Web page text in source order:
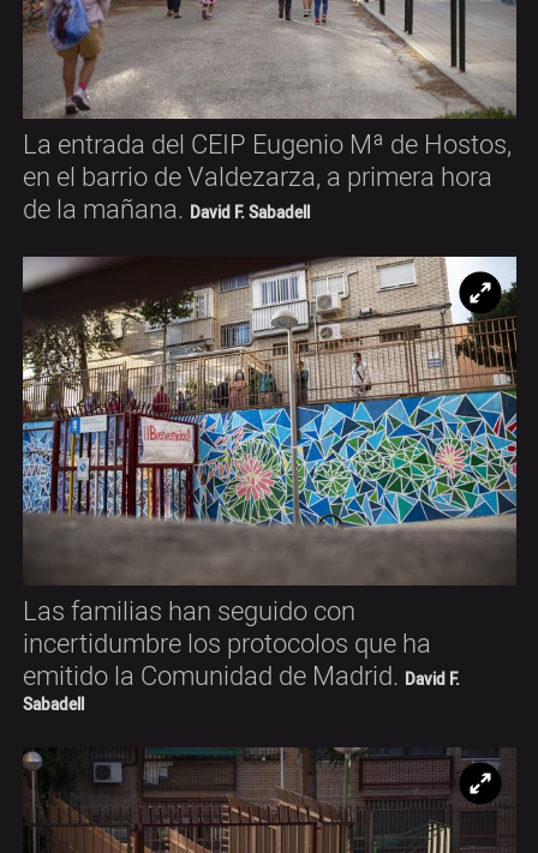
La entrada del CEIP Eugenio Mª de Hostos,
en el barrio de Valdezarza, a primera hora
de la mañana. David F. Sabadell
Las familias han seguido con
incertidumbre los protocolos que ha
emitido la Comunidad de Madrid. David F.
Sabadell